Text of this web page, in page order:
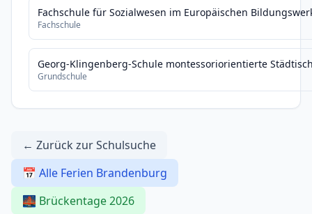
Fachschule für Sozialwesen im Europäischen
Fachschule
Georg-Klingenberg-Schule montessoriorientierte
Grundschule
← Zurück zur Schulsuche
📅 Alle Ferien Brandenburg
🌉 Brückentage 2026